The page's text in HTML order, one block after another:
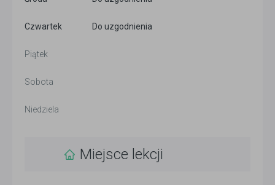
Czwartek Do uzgodnienia
Piątek
Sobota
Niedziela
Miejsce lekcji